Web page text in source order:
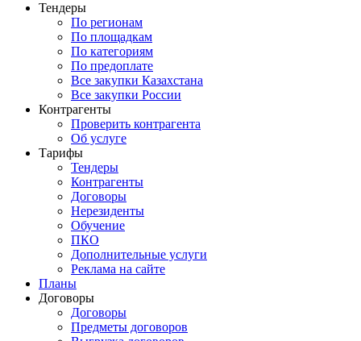
Тендеры
По регионам
По площадкам
По категориям
По предоплате
Все закупки Казахстана
Все закупки России
Контрагенты
Проверить контрагента
Об услуге
Тарифы
Тендеры
Контрагенты
Договоры
Нерезиденты
Обучение
ПКО
Дополнительные услуги
Реклама на сайте
Планы
Договоры
Договоры
Предметы договоров